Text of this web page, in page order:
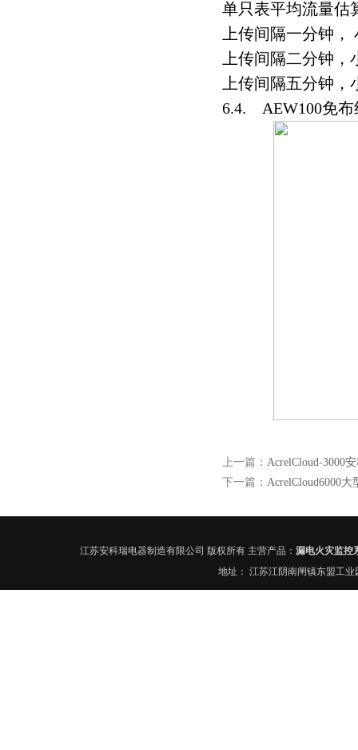
单只表平均流量估
上传间隔一分钟
上传间隔二分钟
上传间隔五分钟，
6.4. AEW100免布
上一篇： AcrelCloud-3000
下一篇： AcrelCloud6000
江苏安科瑞电器制造有限公司 版权所有 主营产品： 漏电火灾监控
地址： 江苏江阴南闸镇东盟工业